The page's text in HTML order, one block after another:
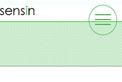
toggle